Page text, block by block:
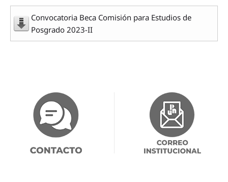
Convocatoria Beca Comisión para Estudios de
Posgrado 2023-II